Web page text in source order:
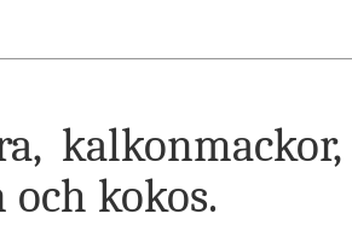
kokos.